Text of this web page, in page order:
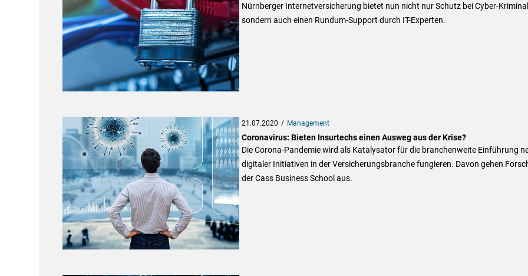
Nürnberger Internetversicherung bietet nun nicht nur Schutz bei Cyber-
sondern auch einen Rundum-Support durch IT-Experten.
21.07.2020 Management
Coronavirus: Bieten Insurtechs einen Ausweg aus der Krise?
Die Corona-Pandemie wird als Katalysator für die branchenweite Einführung
digitaler Initiativen in der Versicherungsbranche fungieren. Davon gehen
der Cass Business School aus.